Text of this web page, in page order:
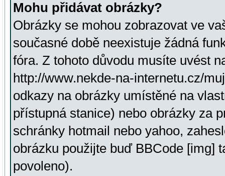
Mohu přidávat obrázky?
Obrázky se mohou zobrazovat ve
současné době neexistuje žádná
fóra. Z tohoto důvodu musíte uvést
http://www.nekde-na-internetu.cz/
odkazy na obrázky umístěné na
přístupná stanice) nebo obrázky za
schránky hotmail nebo yahoo,
obrázku použijte buď BBCode [img]
povoleno).